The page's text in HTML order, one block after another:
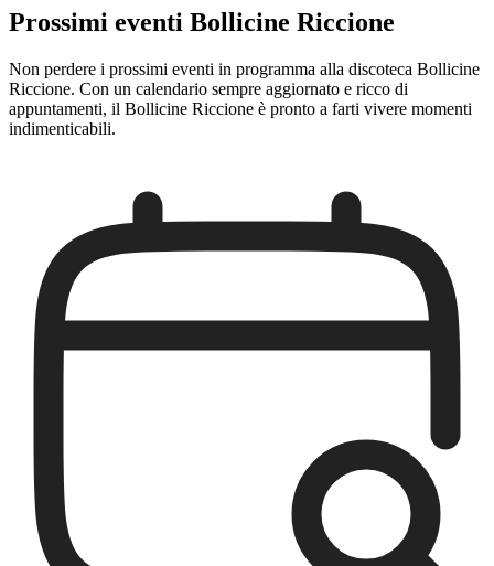
Prossimi eventi Bollicine Riccione
Non perdere i prossimi eventi in programma alla discoteca Bollicine
Riccione. Con un calendario sempre aggiornato e ricco di
appuntamenti, il Bollicine Riccione è pronto a farti vivere momenti
indimenticabili.